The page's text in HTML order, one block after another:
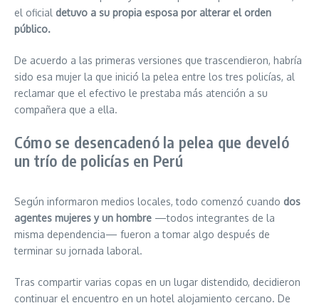
el oficial detuvo a su propia esposa por alterar el orden
público.
De acuerdo a las primeras versiones que trascendieron, habría
sido esa mujer la que inició la pelea entre los tres policías, al
reclamar que el efectivo le prestaba más atención a su
compañera que a ella.
Cómo se desencadenó la pelea que develó
un trío de policías en Perú
Según informaron medios locales, todo comenzó cuando dos
agentes mujeres y un hombre —todos integrantes de la
misma dependencia— fueron a tomar algo después de
terminar su jornada laboral.
Tras compartir varias copas en un lugar distendido, decidieron
continuar el encuentro en un hotel alojamiento cercano. De